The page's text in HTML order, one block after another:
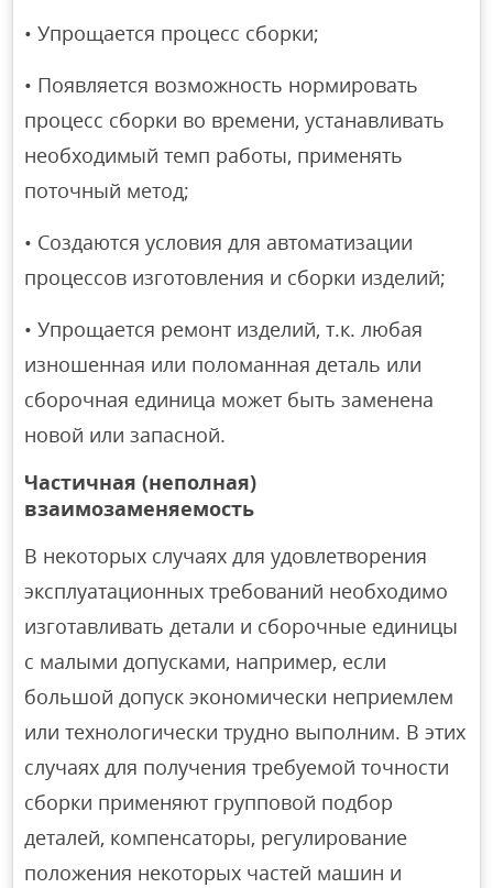
• Упрощается процесс сборки;
• Появляется возможность нормировать
процесс сборки во времени, устанавливать
необходимый темп работы, применять
поточный метод;
• Создаются условия для автоматизации
процессов изготовления и сборки изделий;
• Упрощается ремонт изделий, т.к. любая
изношенная или поломанная деталь или
сборочная единица может быть заменена
новой или запасной.
Частичная (неполная)
взаимозаменяемость
В некоторых случаях для удовлетворения
эксплуатационных требований необходимо
изготавливать детали и сборочные единицы
с малыми допусками, например, если
большой допуск экономически неприемлем
или технологически трудно выполним. В этих
случаях для получения требуемой точности
сборки применяют групповой подбор
деталей, компенсаторы, регулирование
положения некоторых частей машин и